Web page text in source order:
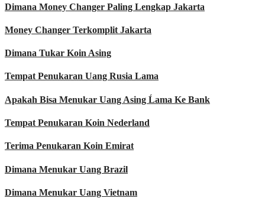
Dimana Money Changer Paling Lengkap Jakarta
Money Changer Terkomplit Jakarta
Dimana Tukar Koin Asing
Tempat Penukaran Uang Rusia Lama
Apakah Bisa Menukar Uang Asing Ĺama Ke Bank
Tempat Penukaran Koin Nederland
Terima Penukaran Koin Emirat
Dimana Menukar Uang Brazil
Dimana Menukar Uang Vietnam